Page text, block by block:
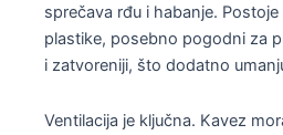
sprečava rđu i habanje.
plastike, posebno pogodni za
i zatvoreniji, što dodatno
Ventilacija je ključna. Kavez